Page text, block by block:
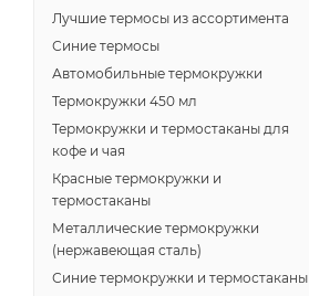
Лучшие термосы из ассортимента
Синие термосы
Автомобильные термокружки
Термокружки 450 мл
Термокружки и термостаканы для
кофе и чая
Красные термокружки и
термостаканы
Металлические термокружки
(нержавеющая сталь)
Синие термокружки и термостаканы